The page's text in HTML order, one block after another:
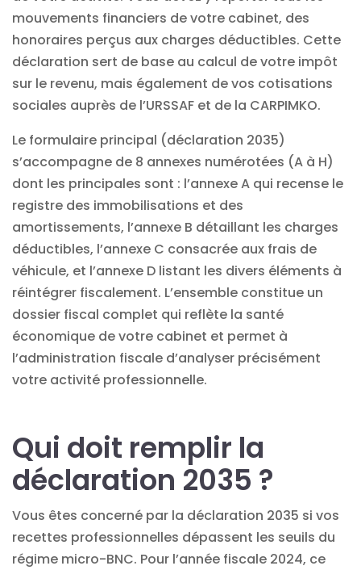
mouvements financiers de votre cabinet, des
honoraires perçus aux charges déductibles. Cette
déclaration sert de base au calcul de votre impôt
sur le revenu, mais également de vos cotisations
sociales auprès de l’URSSAF et de la CARPIMKO.
Le formulaire principal (déclaration 2035)
s’accompagne de 8 annexes numérotées (A à H)
dont les principales sont : l’annexe A qui recense le
registre des immobilisations et des
amortissements, l’annexe B détaillant les charges
déductibles, l’annexe C consacrée aux frais de
véhicule, et l’annexe D listant les divers éléments à
réintégrer fiscalement. L’ensemble constitue un
dossier fiscal complet qui reflète la santé
économique de votre cabinet et permet à
l’administration fiscale d’analyser précisément
votre activité professionnelle.
Qui doit remplir la
déclaration 2035 ?
Vous êtes concerné par la déclaration 2035 si vos
recettes professionnelles dépassent les seuils du
régime micro-BNC. Pour l’année fiscale 2024, ce